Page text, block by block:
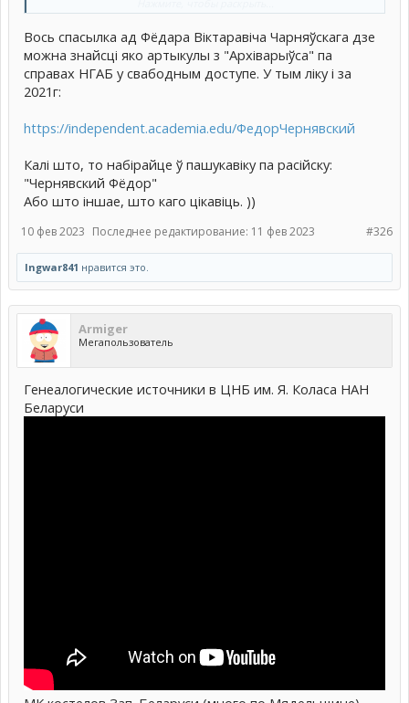
Вось спасылка ад Фёдара Віктаравіча Чарняўскага дзе
можна знайсці яко артыкулы з "Архіварыўса" па
справах НГАБ у свабодным доступе. У тым ліку і за
2021г:
https://independent.academia.edu/ФедорЧернявский
Калі што, то набірайце ў пашукавіку па расійску:
"Чернявский Фёдор"
Або што іншае, што каго цікавіць. ))
#326
10 фев 2023 Последнее редактирование: 11 фев 2023
Ingwar841 нравится это.
Armiger
Мегапользователь
Генеалогические источники в ЦНБ им. Я. Коласа НАН
Беларуси